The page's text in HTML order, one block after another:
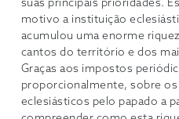
suas principais prioridades.
motivo a instituição
acumulou uma enorme
cantos do território e dos
Graças aos impostos
proporcionalmente, sobre
eclesiásticos pelo papado a